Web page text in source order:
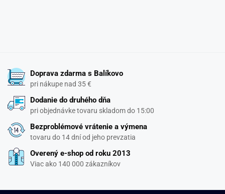
Doprava zdarma s Balíkovo
pri nákupe nad 35 €
Dodanie do druhého dňa
pri objednávke tovaru skladom do 15:00
Bezproblémové vrátenie a výmena
tovaru do 14 dní od jeho prevzatia
Overený e-shop od roku 2013
Viac ako 140 000 zákazníkov